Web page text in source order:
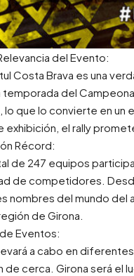
del Evento:
Costa Brava es una
temporada del
lo que lo convierte en un
exhibición, el rally
Récord:
de 247 equipos
de competidores.
nombres del mundo
de Girona.
Eventos:
a cabo en
de cerca. Girona será el